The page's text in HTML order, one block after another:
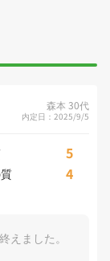
森本 30代
内定日：2025/9/5
5
4
えました。